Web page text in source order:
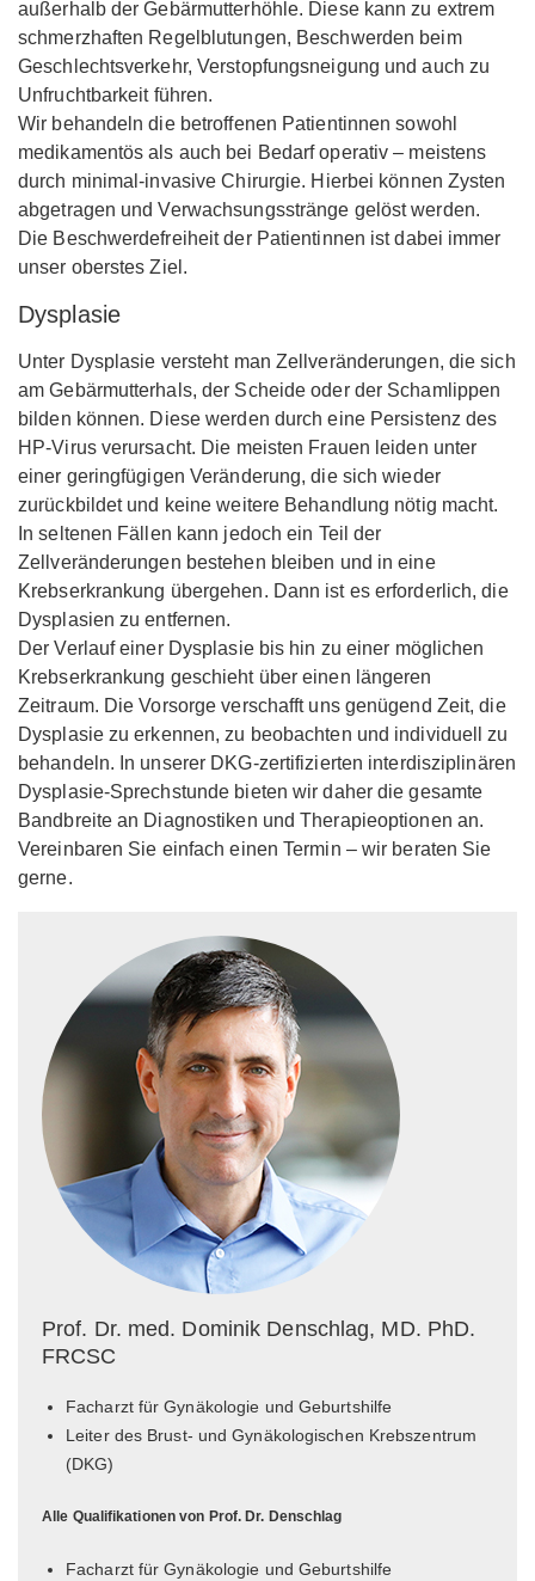
außerhalb der Gebärmutterhöhle. Diese kann zu extrem
schmerzhaften Regelblutungen, Beschwerden beim
Geschlechtsverkehr, Verstopfungsneigung und auch zu
Unfruchtbarkeit führen.
Wir behandeln die betroffenen Patientinnen sowohl
medikamentös als auch bei Bedarf operativ – meistens
durch minimal-invasive Chirurgie. Hierbei können Zysten
abgetragen und Verwachsungsstränge gelöst werden.
Die Beschwerdefreiheit der Patientinnen ist dabei immer
unser oberstes Ziel.
Dysplasie
Unter Dysplasie versteht man Zellveränderungen, die sich
am Gebärmutterhals, der Scheide oder der Schamlippen
bilden können. Diese werden durch eine Persistenz des
HP-Virus verursacht. Die meisten Frauen leiden unter
einer geringfügigen Veränderung, die sich wieder
zurückbildet und keine weitere Behandlung nötig macht.
In seltenen Fällen kann jedoch ein Teil der
Zellveränderungen bestehen bleiben und in eine
Krebserkrankung übergehen. Dann ist es erforderlich, die
Dysplasien zu entfernen.
Der Verlauf einer Dysplasie bis hin zu einer möglichen
Krebserkrankung geschieht über einen längeren
Zeitraum. Die Vorsorge verschafft uns genügend Zeit, die
Dysplasie zu erkennen, zu beobachten und individuell zu
behandeln. In unserer DKG-zertifizierten interdisziplinären
Dysplasie-Sprechstunde bieten wir daher die gesamte
Bandbreite an Diagnostiken und Therapieoptionen an.
Vereinbaren Sie einfach einen Termin – wir beraten Sie
gerne.
Prof. Dr. med. Dominik Denschlag, MD. PhD.
FRCSC
Facharzt für Gynäkologie und Geburtshilfe
Leiter des Brust- und Gynäkologischen Krebszentrum
(DKG)
Alle Qualifikationen von Prof. Dr. Denschlag
Facharzt für Gynäkologie und Geburtshilfe